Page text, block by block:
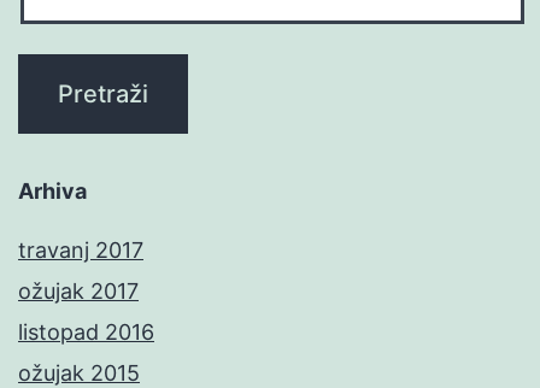
Arhiva
travanj 2017
ožujak 2017
listopad 2016
ožujak 2015